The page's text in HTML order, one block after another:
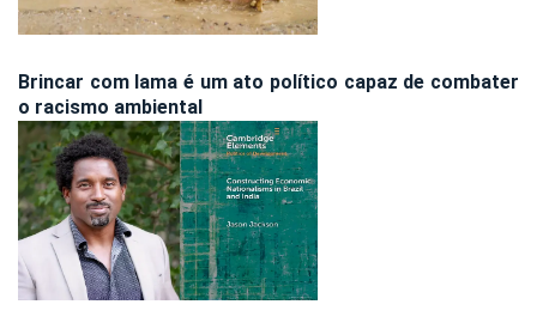
Brincar com lama é um ato político capaz de combater
o racismo ambiental